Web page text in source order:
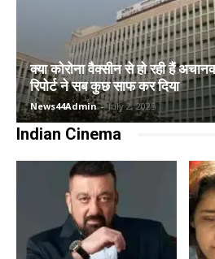
क्या कोरोना वैक्सीन से हो रही हैं
रिपोर्ट ने सब कुछ साफ कर दिया
News44Admin - July 2, 2025
Indian Cinema